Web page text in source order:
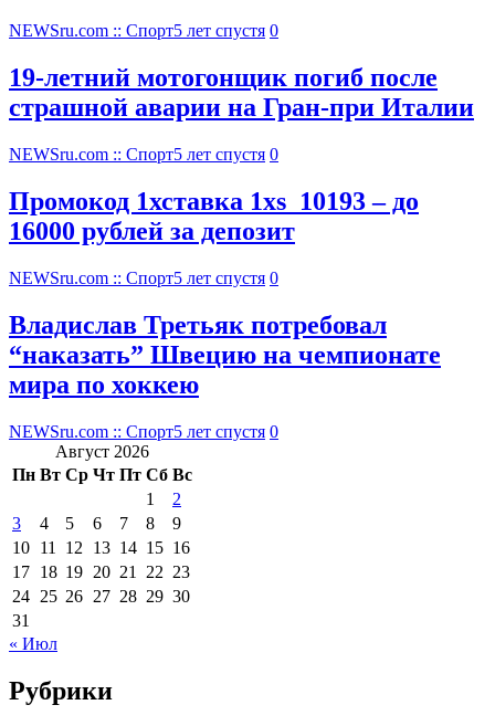
NEWSru.com :: Спорт5 лет спустя 0
19-летний мотогонщик погиб после
страшной аварии на Гран-при Италии
NEWSru.com :: Спорт5 лет спустя 0
Промокод 1хставка 1xs_10193 – до
16000 рублей за депозит
NEWSru.com :: Спорт5 лет спустя 0
Владислав Третьяк потребовал
“наказать” Швецию на чемпионате
мира по хоккею
NEWSru.com :: Спорт5 лет спустя 0
Август 2026
Пн Вт Ср Чт Пт Сб Вс
1
2
3
4 5 6 7 8
9
10 11 12 13 14 15 16
17 18 19 20 21 22 23
24 25 26 27 28 29 30
31
« Июл
Рубрики